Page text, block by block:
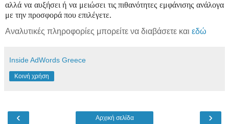
αλλά να αυξήσει ή να μειώσει τις πιθανότητες εμφάνισης ανάλογα
με την προσφορά που επιλέγετε.
Αναλυτικές πληροφορίες μπορείτε να διαβάσετε και εδώ
Inside AdWords Greece
Κοινή χρήση
‹ ›
Αρχική σελίδα